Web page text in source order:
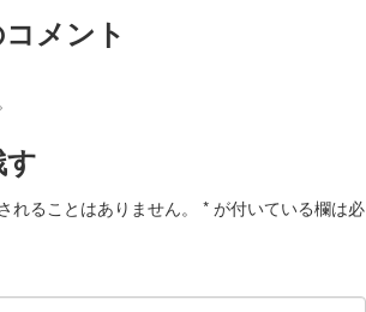
メント
れることはありません。 * が付いている欄は必